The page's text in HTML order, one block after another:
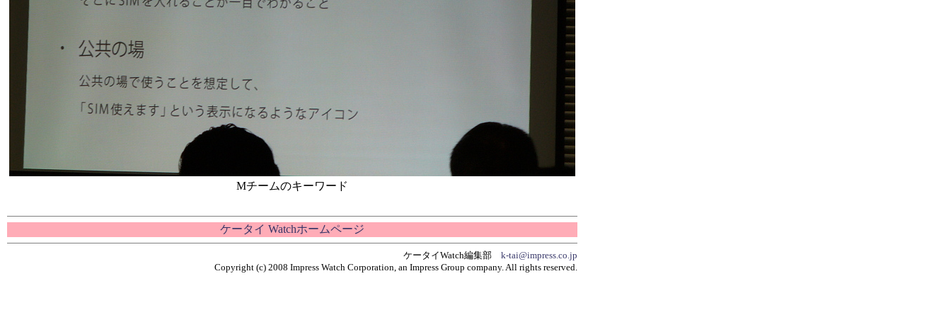
Mチームのキーワード
ケータイ Watchホームページ
ケータイWatch編集部 k-tai@impress.co.jp
Copyright (c) 2008 Impress Watch Corporation, an Impress Group company. All rights reserved.